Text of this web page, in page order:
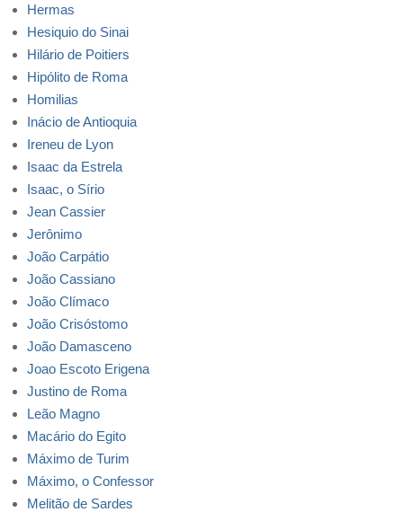
Hermas
Hesiquio do Sinai
Hilário de Poitiers
Hipólito de Roma
Homilias
Inácio de Antioquia
Ireneu de Lyon
Isaac da Estrela
Isaac, o Sírio
Jean Cassier
Jerônimo
João Carpátio
João Cassiano
João Clímaco
João Crisóstomo
João Damasceno
Joao Escoto Erigena
Justino de Roma
Leão Magno
Macário do Egito
Máximo de Turim
Máximo, o Confessor
Melitão de Sardes